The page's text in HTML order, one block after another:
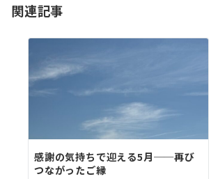
関連記事
感謝の気持ちで迎える5月──再び
つながったご縁